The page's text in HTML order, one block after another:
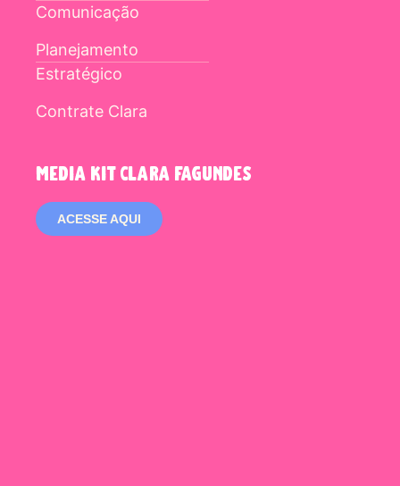
Comunicação
Planejamento
Estratégico
Contrate Clara
media kit clara fagundes
ACESSE AQUI